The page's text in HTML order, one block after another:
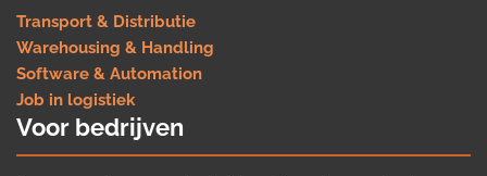
Transport & Distributie
Warehousing & Handling
Software & Automation
Job in logistiek
Voor bedrijven